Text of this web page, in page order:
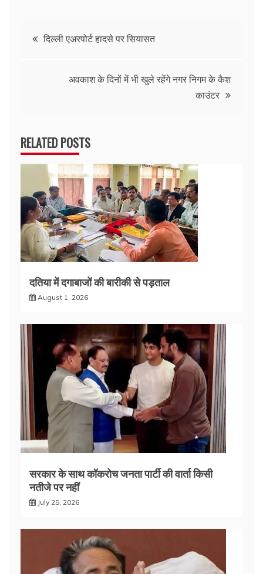
Postदिल्ली एअरपोर्ट हादसे पर सियासत
अवकाश के दिनों में भी खुले रहेंगे नगर निगम के कैश
काउंटर
RELATED POSTS
दतिया में दगाबाजों की बारीकी से पड़ताल
August 1, 2026
सरकार के साथ कॉकरोच जनता पार्टी की वार्ता किसी
नतीजे पर नहीं
July 25, 2026